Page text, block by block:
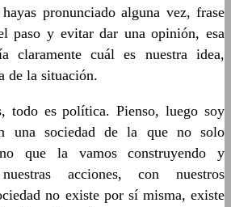
pronunciado alguna vez, frase
paso y evitar dar una opinión, esa
claramente cuál es nuestra idea,
de la situación.
todo es política. Pienso, luego soy
una sociedad de la que no solo
que la vamos construyendo y
acciones, con nuestros
no existe por sí misma, existe